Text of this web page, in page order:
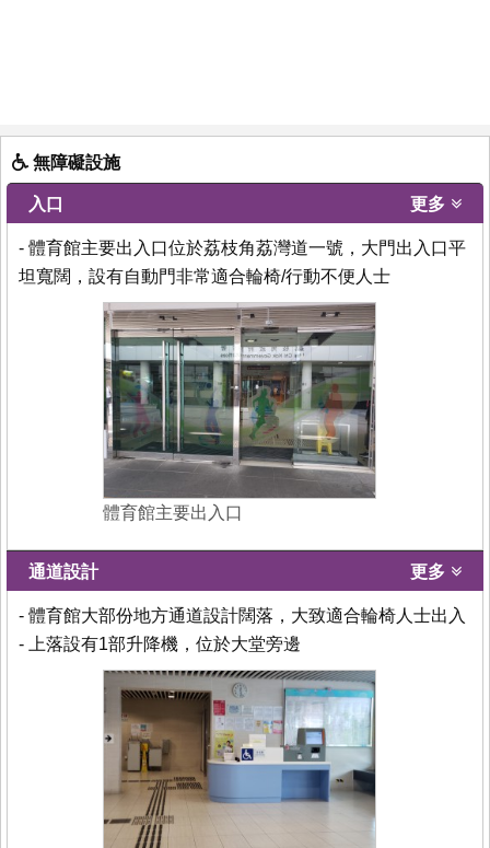
無障礙設施
入口 更多
- 體育館主要出入口位於荔枝角荔灣道一號，大門出入口平
坦寬闊，設有自動門非常適合輪椅/行動不便人士
體育館主要出入口
通道設計 更多
- 體育館大部份地方通道設計闊落，大致適合輪椅人士出入
- 上落設有1部升降機，位於大堂旁邊